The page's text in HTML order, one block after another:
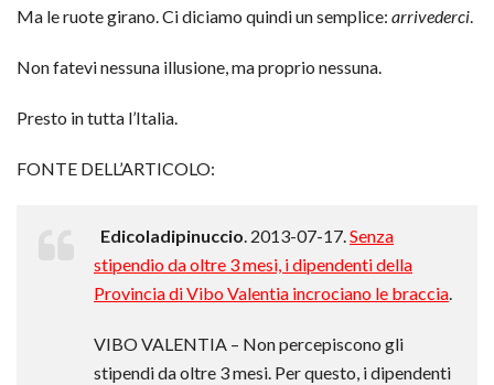
Ma le ruote girano. Ci diciamo quindi un semplice: arrivederci.
Non fatevi nessuna illusione, ma proprio nessuna.
Presto in tutta l’Italia.
FONTE DELL’ARTICOLO:
Edicoladipinuccio. 2013-07-17.Senza
stipendio da oltre 3 mesi, i dipendenti della
Provincia di Vibo Valentia incrociano le braccia.
VIBO VALENTIA – Non percepiscono gli
stipendi da oltre 3 mesi. Per questo, i dipendenti